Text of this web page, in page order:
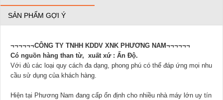
SẢN PHẨM GỢI Ý
¬¬¬¬¬¬CÔNG TY TNHH KDDV XNK PHƯƠNG NAM¬¬¬¬¬¬
Có nguồn hàng than từ, xuất xứ : Ấn Độ.
Với đủ các loại quy cách đa dạng, phong phú có thể đáp ứng mọi nhu
cầu sử dụng của khách hàng.
Hiện tại Phương Nam đang cấp ổn định cho nhiều nhà máy lớn uy tín